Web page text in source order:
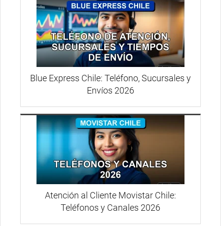
Blue Express Chile: Teléfono, Sucursales y
Envíos 2026
Atención al Cliente Movistar Chile:
Teléfonos y Canales 2026